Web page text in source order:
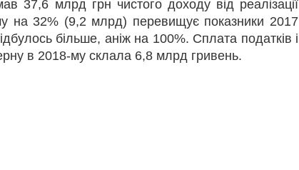
37,6 млрд грн чистого доходу від реалізації
на 32% (9,2 млрд) перевищує показники 2017
більше, аніж на 100%. Сплата податків і
в 2018-му склала 6,8 млрд гривень.